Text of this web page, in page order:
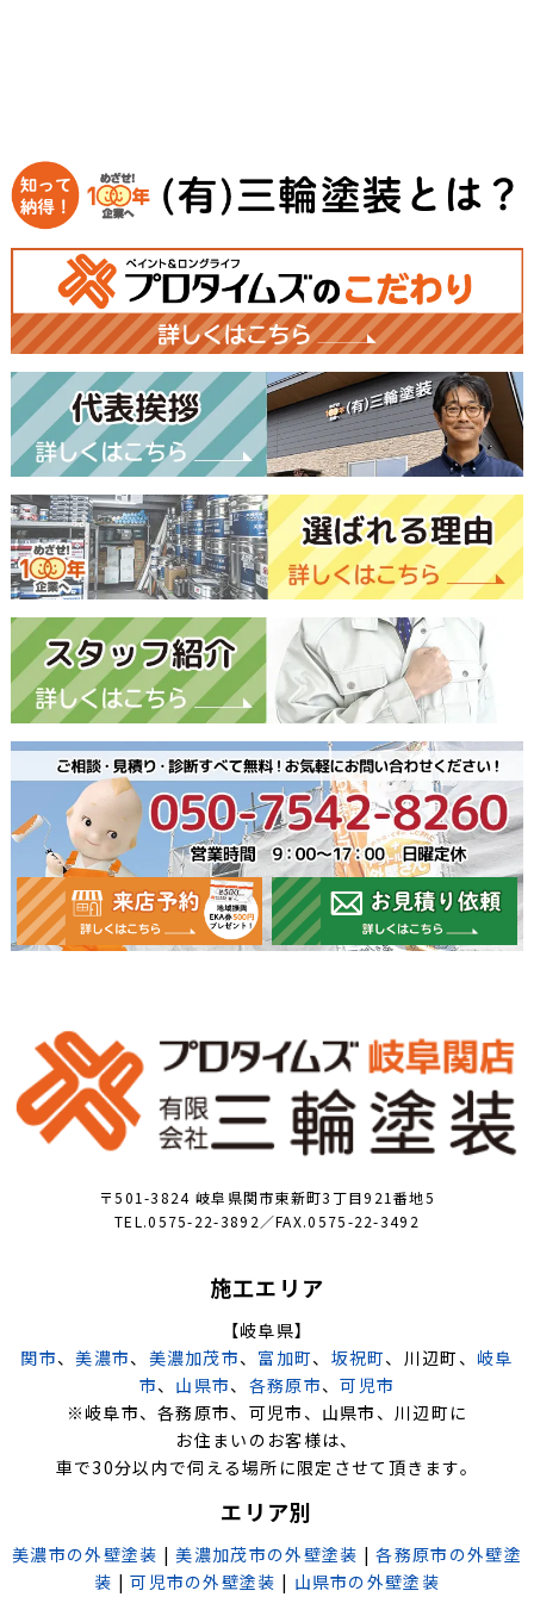
〒501-3824 岐阜県関市東新町3丁目921番地5
TEL.0575-22-3892／FAX.0575-22-3492
施工エリア
【岐阜県】
関市、美濃市、 美濃加茂市、 富加町、 坂祝町、川辺町、 岐阜
市、 山県市、 各務原市、可児市
※岐阜市、各務原市、可児市、山県市、川辺町に
お住まいのお客様は、
車で30分以内で伺える場所に限定させて頂きます。
エリア別
美濃市の外壁塗装 |美濃加茂市の外壁塗装 |各務原市の外壁塗
装 |可児市の外壁塗装 | 山県市の外壁塗装